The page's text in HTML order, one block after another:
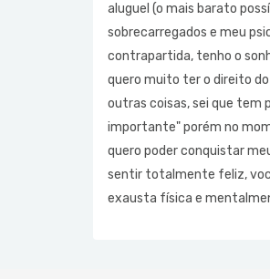
aluguel (o mais barato
sobrecarregados e meu
contrapartida, tenho o
quero muito ter o direito do
outras coisas, sei que tem
importante" porém no
quero poder conquistar
sentir totalmente feliz,
exausta física e